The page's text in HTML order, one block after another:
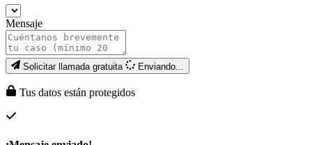
Mensaje
Solicitar llamada gratuita Enviando...
Tus datos están protegidos